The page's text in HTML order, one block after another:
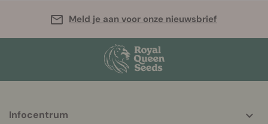
Meld je aan voor onze nieuwsbrief
helpful
Infocentrum